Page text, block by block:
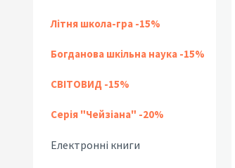
Літня школа-гра -15%
Богданова шкільна наука -15%
СВІТОВИД -15%
Серія "Чейзіана" -20%
Електронні книги